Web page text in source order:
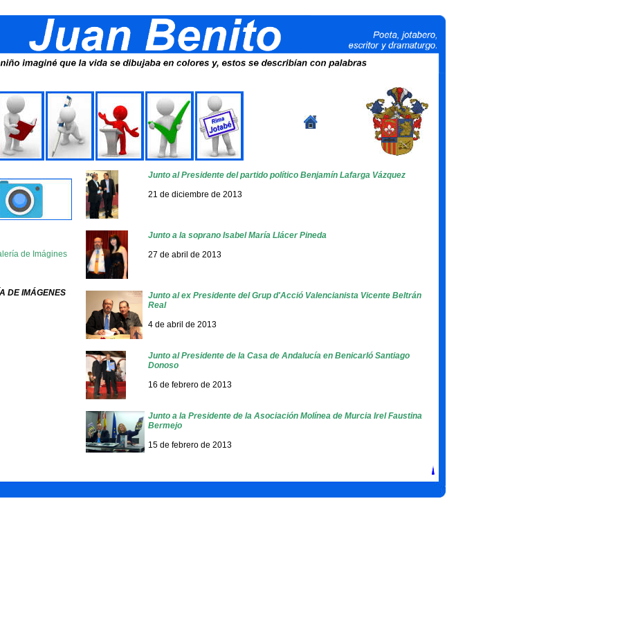
de Imágines
DE IMÁGENES
Junto al Presidente del partido político Benjamín Lafarga Vázquez
21 de diciembre de 2013
Junto a la soprano Isabel María Llácer Pineda
27 de abril de 2013
Junto al ex Presidente del Grup d'Acció Valencianista Vicente Beltrán
Real
4 de abril de 2013
Junto al Presidente de la Casa de Andalucía en Benicarló Santiago
Donoso
16 de febrero de 2013
Junto a la Presidente de la Asociación Molínea de Murcia Irel Faustina
Bermejo
15 de febrero de 2013